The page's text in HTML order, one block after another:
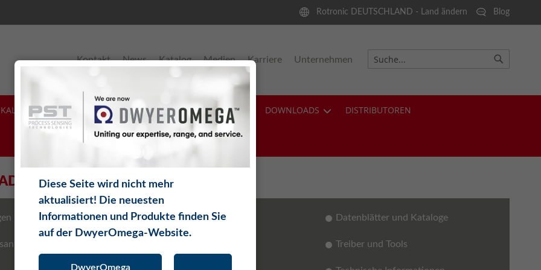
Rotronic DEUTSCHLAND - Land ändern Blog
Kontakt News Katalog Medien Karriere Unternehmen
KALIBRIERUNG & SUPPORT SOFTWARE THEORIE DOWNLOADS DISTRIBUTOREN
Firmware Datenblätter und Kataloge
Treiber und Tools
Diese Seite wird nicht mehr
aktualisiert! Die neuesten
Informationen und Produkte finden Sie
auf der DwyerOmega-Website.
DwyerOmega